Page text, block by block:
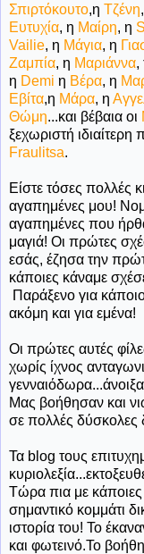
Σπιρτόκουτο,η Τζένη
Ευτυχία, η Μαίρη, η
Vailie, η Μάγια, η
Ζαμπία, η Μαριάννα,
η Demi η Βέρα, η
Εβίτα,η Μάρα, η
Θώμη...και βέβαια οι
ξεχωριστή
Fraulitsa.
Είστε τόσες
αγαπημένες μου!
αγαπημένες που
μαγιά! Οι πρώτες
εσάς, έζησα την
κάποιες κάναμε
Παράξενο για
ακόμη και για εμένα!
Οι πρώτες αυτές
χωρίς ίχνος
Μας βοήθησαν και
σε πολλές δύσκολες
Τα blog τους
Τώρα πια με κάποιες
σημαντικό κομμάτι
ιστορία του! Το
και φωτεινό.Το